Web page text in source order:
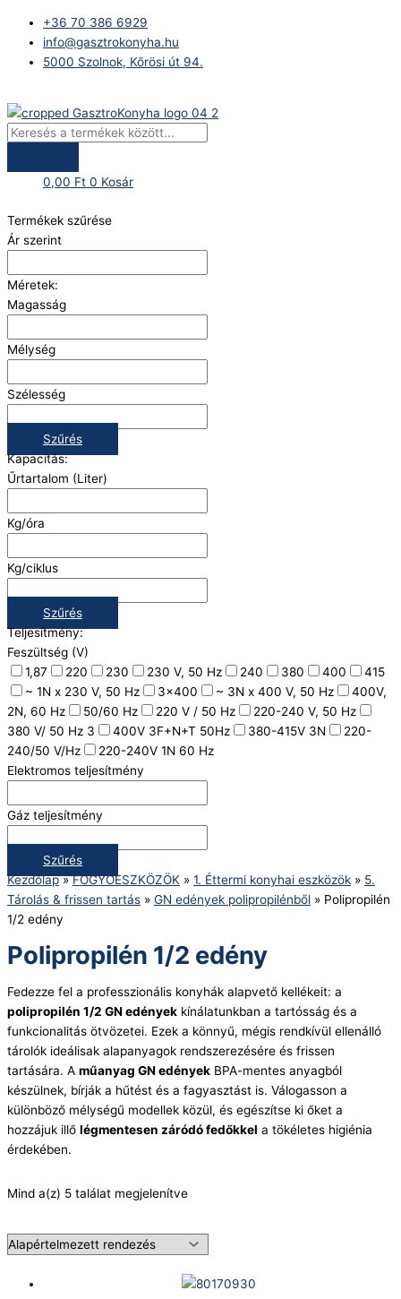
content
+36 70 386 6929
info@gasztrokonyha.hu
5000 Szolnok, Kőrösi út 94.
search
0,00 Ft 0 Kosár
Termékek szűrése
Ár szerint
Méretek:
Magasság
Mélység
Szélesség
Szűrés
Kapacitás:
Űrtartalom (Liter)
Kg/óra
Kg/ciklus
Szűrés
Teljesítmény:
Feszültség (V)
1,87
220 230 230 V, 50 Hz 240 380 400
415
~ 1N x 230 V, 50 Hz
3x400 ~ 3N x 400 V, 50 Hz
400V,
2N, 60 Hz
50/60 Hz 220 V / 50 Hz
220-240 V, 50 Hz
380 V/ 50 Hz 3
400V 3F+N+T 50Hz 380-415V 3N
220-
240/50 V/Hz
220-240V 1N 60 Hz
Elektromos teljesítmény
Gáz teljesítmény
Szűrés
Kezdőlap»FOGYÓESZKÖZÖK » 1. Éttermi konyhai eszközök » 5.
Tárolás & frissen tartás » GN edények polipropilénből » Polipropilén
1/2 edény
Polipropilén 1/2 edény
Fedezze fel a professzionális konyhák alapvető kellékeit: a
polipropilén 1/2 GN edények kínálatunkban a tartósság és a
funkcionalitás ötvözetei. Ezek a könnyű, mégis rendkívül ellenálló
tárolók ideálisak alapanyagok rendszerezésére és frissen
tartására. A műanyag GN edények BPA-mentes anyagból
készülnek, bírják a hűtést és a fagyasztást is. Válogasson a
különböző mélységű modellek közül, és egészítse ki őket a
hozzájuk illő légmentesen záródó fedőkkel a tökéletes higiénia
érdekében.
Mind a(z) 5 találat megjelenítve